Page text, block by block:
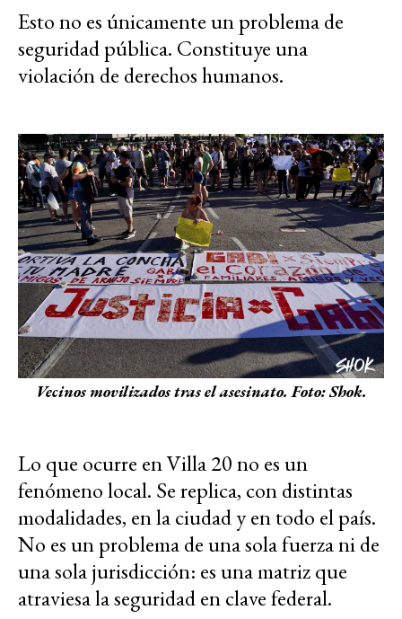
Esto no es únicamente un problema de
seguridad pública. Constituye una
violación de derechos humanos.
Vecinos movilizados tras el asesinato. Foto: Shok.
Lo que ocurre en Villa 20 no es un
fenómeno local. Se replica, con distintas
modalidades, en la ciudad y en todo el país.
No es un problema de una sola fuerza ni de
una sola jurisdicción: es una matriz que
atraviesa la seguridad en clave federal.